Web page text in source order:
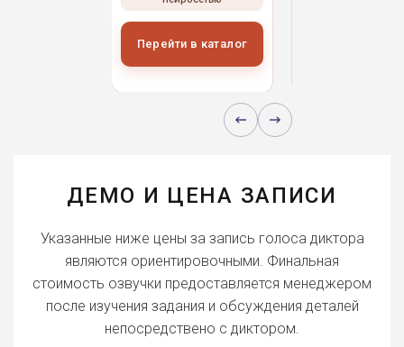
Перейти в каталог
ДЕМО И ЦЕНА ЗАПИСИ
Указанные ниже цены за запись голоса диктора
являются ориентировочными. Финальная
стоимость озвучки предоставляется менеджером
после изучения задания и обсуждения деталей
непосредствено с диктором.